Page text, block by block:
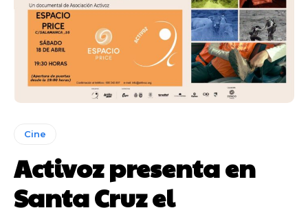
Cine
Activoz presenta en
Santa Cruz el